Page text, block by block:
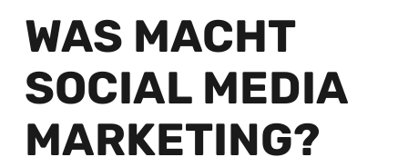
WAS MACHT
SOCIAL MEDIA
MARKETING?